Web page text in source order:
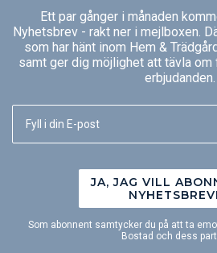
Ett par gånger i månaden
Nyhetsbrev - rakt ner i mejlboxen.
som har hänt inom Hem &
samt ger dig möjlighet att tävla om
erbjudanden.
JA, JAG VILL
Som abonnent samtycker du på att ta
Bostad och dess